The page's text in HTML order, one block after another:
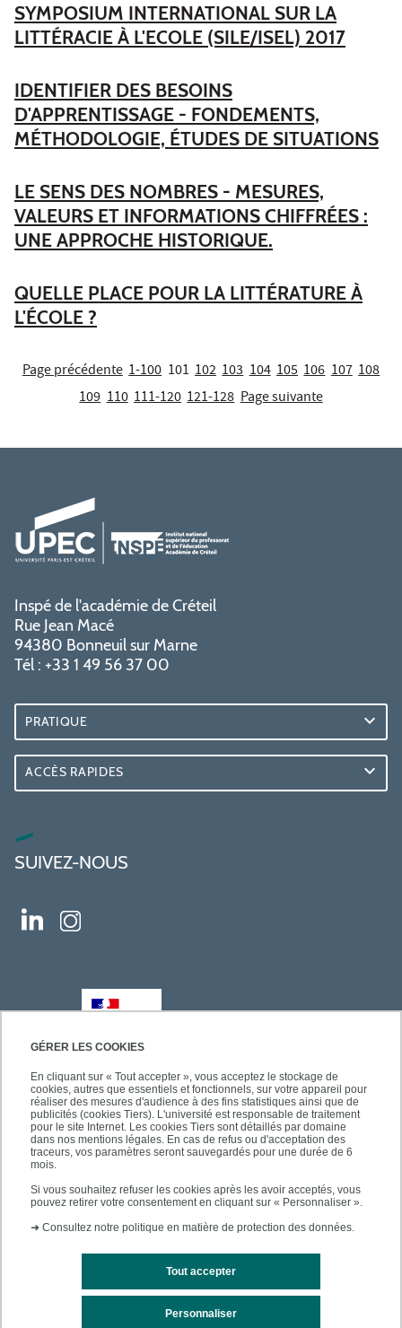
GÉRER LES COOKIES
En cliquant sur « Tout accepter », vous acceptez le stockage de
cookies, autres que essentiels et fonctionnels, sur votre appareil pour
réaliser des mesures d'audience à des fins statistiques ainsi que de
publicités (cookies Tiers). L'université est responsable de traitement
pour le site Internet. Les cookies Tiers sont détaillés par domaine
dans nos mentions légales. En cas de refus ou d'acceptation des
traceurs, vos paramètres seront sauvegardés pour une durée de 6
mois.
Si vous souhaitez refuser les cookies après les avoir acceptés, vous
pouvez retirer votre consentement en cliquant sur « Personnaliser ».
➜ Consultez notre politique en matière de protection des données.
Tout accepter
Personnaliser
SYMPOSIUM INTERNATIONAL SUR LA
LITTÉRACIE À L'ECOLE (SILE/ISEL) 2017
IDENTIFIER DES BESOINS
D'APPRENTISSAGE - FONDEMENTS,
MÉTHODOLOGIE, ÉTUDES DE SITUATIONS
LE SENS DES NOMBRES - MESURES,
VALEURS ET INFORMATIONS CHIFFRÉES :
UNE APPROCHE HISTORIQUE.
QUELLE PLACE POUR LA LITTÉRATURE À
L'ÉCOLE ?
Page précédente 1-100 101 102 103 104 105 106 107 108
109 110 111-120 121-128 Page suivante
Inspé de l'académie de Créteil
Rue Jean Macé
94380 Bonneuil sur Marne
Tél : +33 1 49 56 37 00
PRATIQUE
ACCÈS RAPIDES
SUIVEZ-NOUS